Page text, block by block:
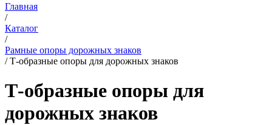
Главная
/
Каталог
/
Рамные опоры дорожных знаков
/Т-образные опоры для дорожных знаков
Т-образные опоры для
дорожных знаков